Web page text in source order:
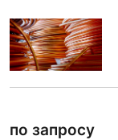
по запросу